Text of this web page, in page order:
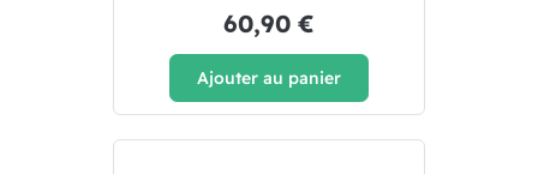
60,90 €
Ajouter au panier